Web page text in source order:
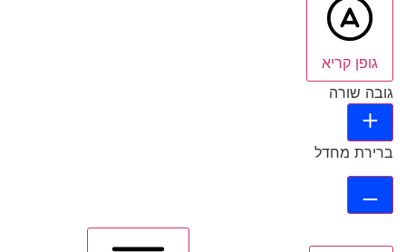
גופן קריא
גובה שורה
ברירת מחדל